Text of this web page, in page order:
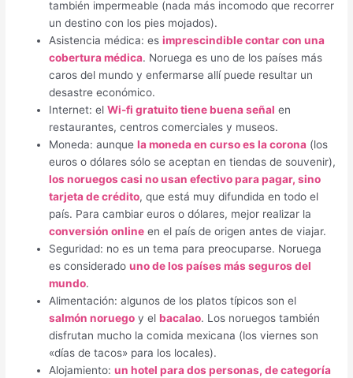
también impermeable (nada más incomodo que recorrer
un destino con los pies mojados).
Asistencia médica: esimprescindible contar con una
cobertura médica. Noruega es uno de los países más
caros del mundo y enfermarse allí puede resultar un
desastre económico.
Internet: elWi-fi gratuito tiene buena señal en
restaurantes, centros comerciales y museos.
Moneda: aunquela moneda en curso es la corona (los
euros o dólares sólo se aceptan en tiendas de souvenir),
los noruegos casi no usan efectivo para pagar, sino
tarjeta de crédito, que está muy difundida en todo el
país. Para cambiar euros o dólares, mejor realizar la
conversión online en el país de origen antes de viajar.
Seguridad: no es un tema para preocuparse. Noruega
es consideradouno de los países más seguros del
mundo.
Alimentación: algunos de los platos típicos son el
salmón noruego y elbacalao. Los noruegos también
disfrutan mucho la comida mexicana (los viernes son
«días de tacos» para los locales).
Alojamiento:un hotel para dos personas, de categoría